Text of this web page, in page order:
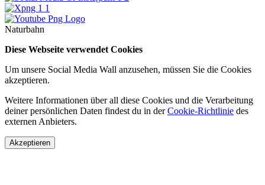
Naturbahn
Diese Webseite verwendet Cookies
Um unsere Social Media Wall anzusehen, müssen Sie die Cookies
akzeptieren.
Weitere Informationen über all diese Cookies und die Verarbeitung
deiner persönlichen Daten findest du in derCookie-Richtlinie des
externen Anbieters.
Akzeptieren